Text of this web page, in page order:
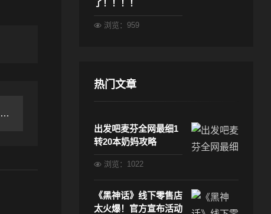
了！！！！
浏览：959
热门文章
出发吧麦芬全网最细1
转20本奶妈攻略
浏览：1022
《黑神话》线下零售店
太火爆！官方宣布活动